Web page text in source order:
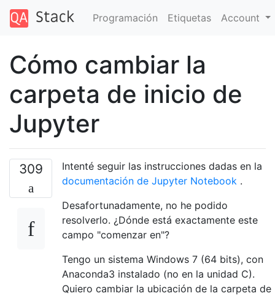
Programación Etiquetas Account
Cómo cambiar la
carpeta de inicio de
Jupyter
309
Intenté seguir las instrucciones dadas en la
documentación de Jupyter Notebook .
Desafortunadamente, no he podido
resolverlo. ¿Dónde está exactamente este
campo "comenzar en"?
Tengo un sistema Windows 7 (64 bits), con
Anaconda3 instalado (no en la unidad C).
Quiero cambiar la ubicación de la carpeta de